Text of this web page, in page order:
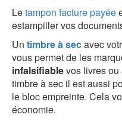
Letampon facture payée
estampiller vos
Un timbre à secavec
vous permet de les
infalsifiablevos livres
timbre à sec il est aussi
le bloc empreinte. Cela
économie.